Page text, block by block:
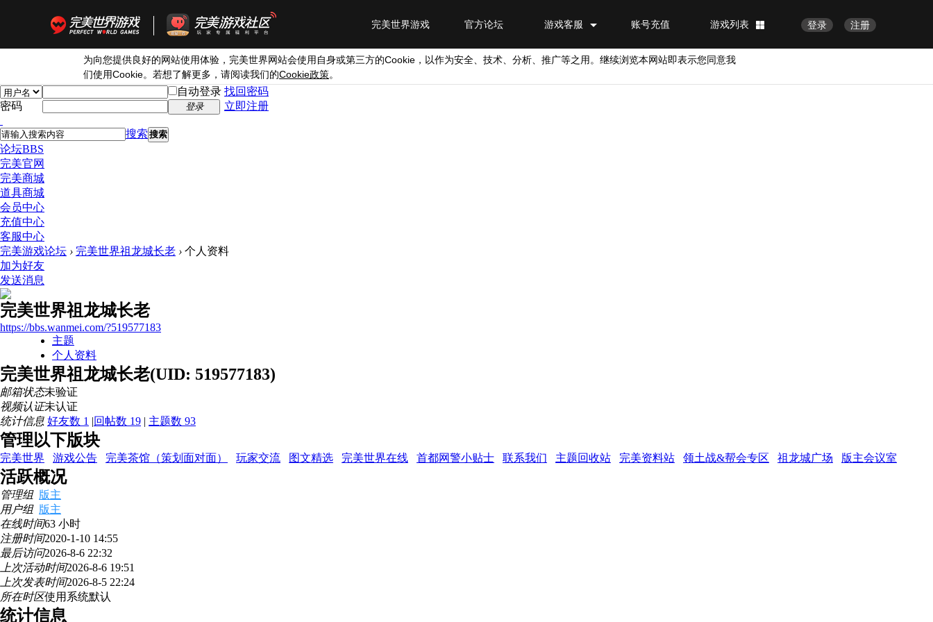
注册
登录
游戏列表
账号充值
游戏客服
官方论坛
完美世界游戏
为向您提供良好的网站使用体验，完美世界网站会使用自身或第三方的Cookie ，以作为安全、技术、分析、推广等之用。继续浏览本网站即表示您同意我
们使用Cookie。若想了解更多，请阅读我们的Cookie政策。
自动登录 找回密码
密码
登录 立即注册
搜索 搜索
论坛BBS
完美官网
完美商城
道具商城
会员中心
充值中心
客服中心
完美游戏论坛 › 完美世界祖龙城长老 › 个人资料
加为好友
发送消息
完美世界祖龙城长老
https://bbs.wanmei.com/?519577183
主题
个人资料
完美世界祖龙城长老(UID: 519577183)
邮箱状态未验证
视频认证未认证
统计信息 好友数 1 |回帖数 19 | 主题数 93
管理以下版块
完美世界 游戏公告 完美茶馆（策划面对面） 玩家交流 图文精选 完美世界在线 首都网警小贴士 联系我们 主题回收站 完美资料站 领土战&帮会专区 祖龙城广场 版主会议室
活跃概况
管理组 版主
用户组 版主
在线时间63 小时
注册时间2020-1-10 14:55
最后访问2026-8-6 22:32
上次活动时间2026-8-6 19:51
上次发表时间2026-8-5 22:24
所在时区使用系统默认
统计信息